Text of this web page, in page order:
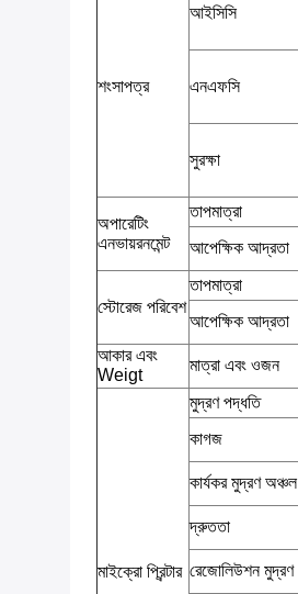
শংসাপত্র
আইসিসি
এনএফসি
সুরক্ষা
অপারেটিং
এনভায়রনমেন্ট
তাপমাত্রা
আপেক্ষিক আদ্রতা
স্টোরেজ পরিবেশ
তাপমাত্রা
আপেক্ষিক আদ্রতা
আকার এবং
Weigt
মাত্রা এবং ওজন
মাইক্রো প্রিন্টার
মুদ্রণ পদ্ধতি
কাগজ
কার্যকর মুদ্রণ অঞ্চল
দ্রুততা
রেজোলিউশন মুদ্রণ